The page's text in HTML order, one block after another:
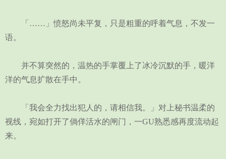
「……」愤怒尚未平复，只是粗重的呼着气息，不发一
语。
并不算突然的，温热的手掌覆上了冰冷沉默的手，暖洋
洋的气息扩散在手中。
「我会全力找出犯人的，请相信我。」对上秘书温柔的
视线，宛如打开了倘佯活水的闸门，一GU熟悉感再度流动起
来。